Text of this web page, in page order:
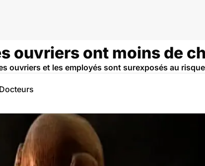
ouvriers ont moins de
ouvriers et les employés sont surexposés au